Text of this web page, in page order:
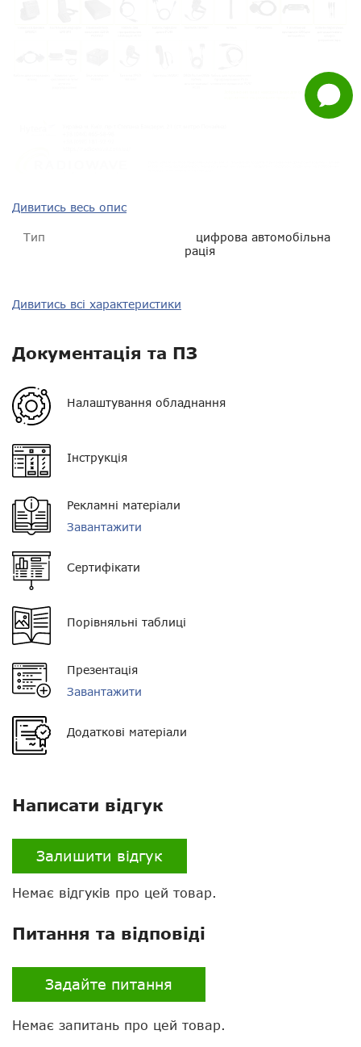
Задати
питання
Дивитись весь опис
Тип
цифрова автомобільна
рація
Потужність 25 Вт
Орієнтовна дальність у
місті
Орієнтовна дальність у
лісі
Орієнтовна дальність у
полі
Пиловологозахист
Кількість каналів
Розмір
Вага
кронштейн для
Гарантія
Тип цифрового зв'язку
Тип шифрування
Hyt Basic, ARC 4 (40 біт),
немає
Bluetooth
Дивитись всі характеристики
Документація та ПЗ
Налаштування обладнання
Інструкція
Рекламні матеріали
Завантажити
Сертифікати
Порівняльні таблиці
Презентація
Завантажити
Додаткові матеріали
Написати відгук
Залишити відгук
Немає відгуків про цей товар.
Питання та відповіді
Задайте питання
Немає запитань про цей товар.